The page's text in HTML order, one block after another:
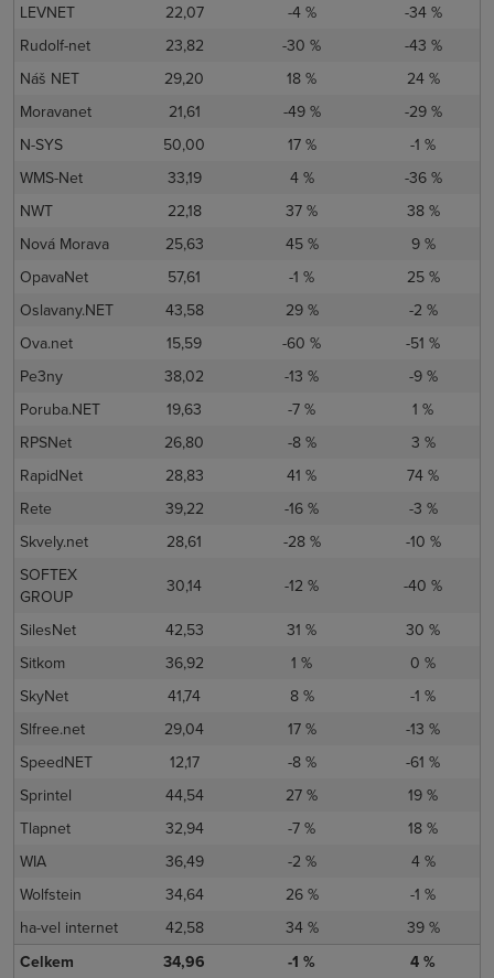
LEVNET
22,07 -4 %
-34 %
Rudolf-net
23,82 -30 %
-43 %
Náš NET
29,20 18 %
24 %
Moravanet
21,61 -49 %
-29 %
N-SYS
50,00 17 %
-1 %
WMS-Net
33,19 4 %
-36 %
NWT
22,18 37 %
38 %
Nová Morava
25,63 45 %
9 %
OpavaNet
57,61 -1 %
25 %
Oslavany.NET
43,58 29 %
-2 %
Ova.net
15,59 -60 %
-51 %
Pe3ny
38,02 -13 %
-9 %
Poruba.NET
19,63 -7 %
1 %
RPSNet
26,80 -8 %
3 %
RapidNet
28,83 41 %
74 %
Rete
39,22 -16 %
-3 %
Skvely.net
28,61 -28 %
-10 %
SOFTEX
GROUP
30,14 -12 %
-40 %
SilesNet
42,53 31 %
30 %
Sitkom
36,92 1 %
0 %
SkyNet
41,74 8 %
-1 %
Slfree.net
29,04 17 %
-13 %
SpeedNET
12,17 -8 %
-61 %
Sprintel
44,54 27 %
19 %
Tlapnet
32,94 -7 %
18 %
WIA
36,49 -2 %
4 %
Wolfstein
34,64 26 %
-1 %
ha-vel internet
42,58 34 %
39 %
Celkem
34,96 -1 % 4 %